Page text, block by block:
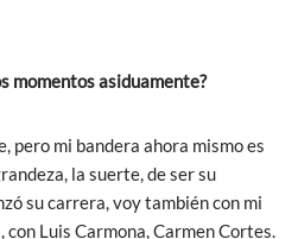
momentos asiduamente?
pero mi bandera ahora mismo es
la suerte, de ser su
su carrera, voy también con mi
Luis Carmona, Carmen Cortes.